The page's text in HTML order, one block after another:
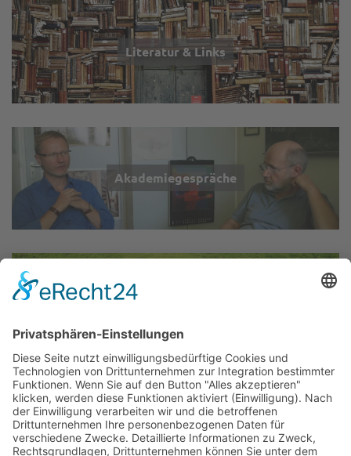
Literatur & Links
Akademiegespräche